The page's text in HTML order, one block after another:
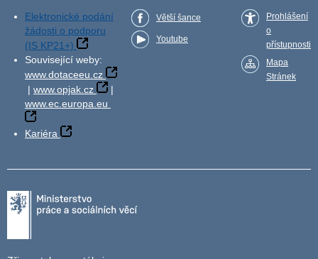
Elektronické podání
žádosti o podporu
(IS KP21+)
Související weby:
www.dotaceeu.cz
| www.opjak.cz
|
www.ec.europa.eu
Kariéra
Větší šance
Youtube
Prohlášení
o
přístupnosti
Mapa
Stránek